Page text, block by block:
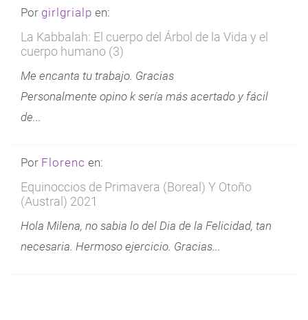
Por girlgrialp en:
La Kabbalah: El cuerpo del Árbol de la Vida y el
cuerpo humano (3)
Me encanta tu trabajo. Gracias
Personalmente opino k sería más acertado y fácil
de...
Por Florenc en:
Equinoccios de Primavera (Boreal) Y Otoño
(Austral) 2021
Hola Milena, no sabia lo del Dia de la Felicidad, tan
necesaria. Hermoso ejercicio. Gracias...